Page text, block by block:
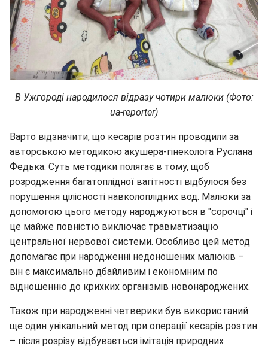
В Ужгороді народилося відразу чотири малюки (Фото:
ua-reporter)
Варто відзначити, що кесарів розтин проводили за
авторською методикою акушера-гінеколога Руслана
Федька. Суть методики полягає в тому, щоб
розродження багатоплідної вагітності відбулося без
порушення цілісності навколоплідних вод. Малюки за
допомогою цього методу народжуються в "сорочці" і
це майже повністю виключає травматизацію
центральної нервової системи. Особливо цей метод
допомагає при народженні недоношених малюків –
він є максимально дбайливим і економним по
відношенню до крихких організмів новонароджених.
Також при народженні четверики був використаний
ще один унікальний метод при операції кесарів розтин
– після розрізу відбувається імітація природних